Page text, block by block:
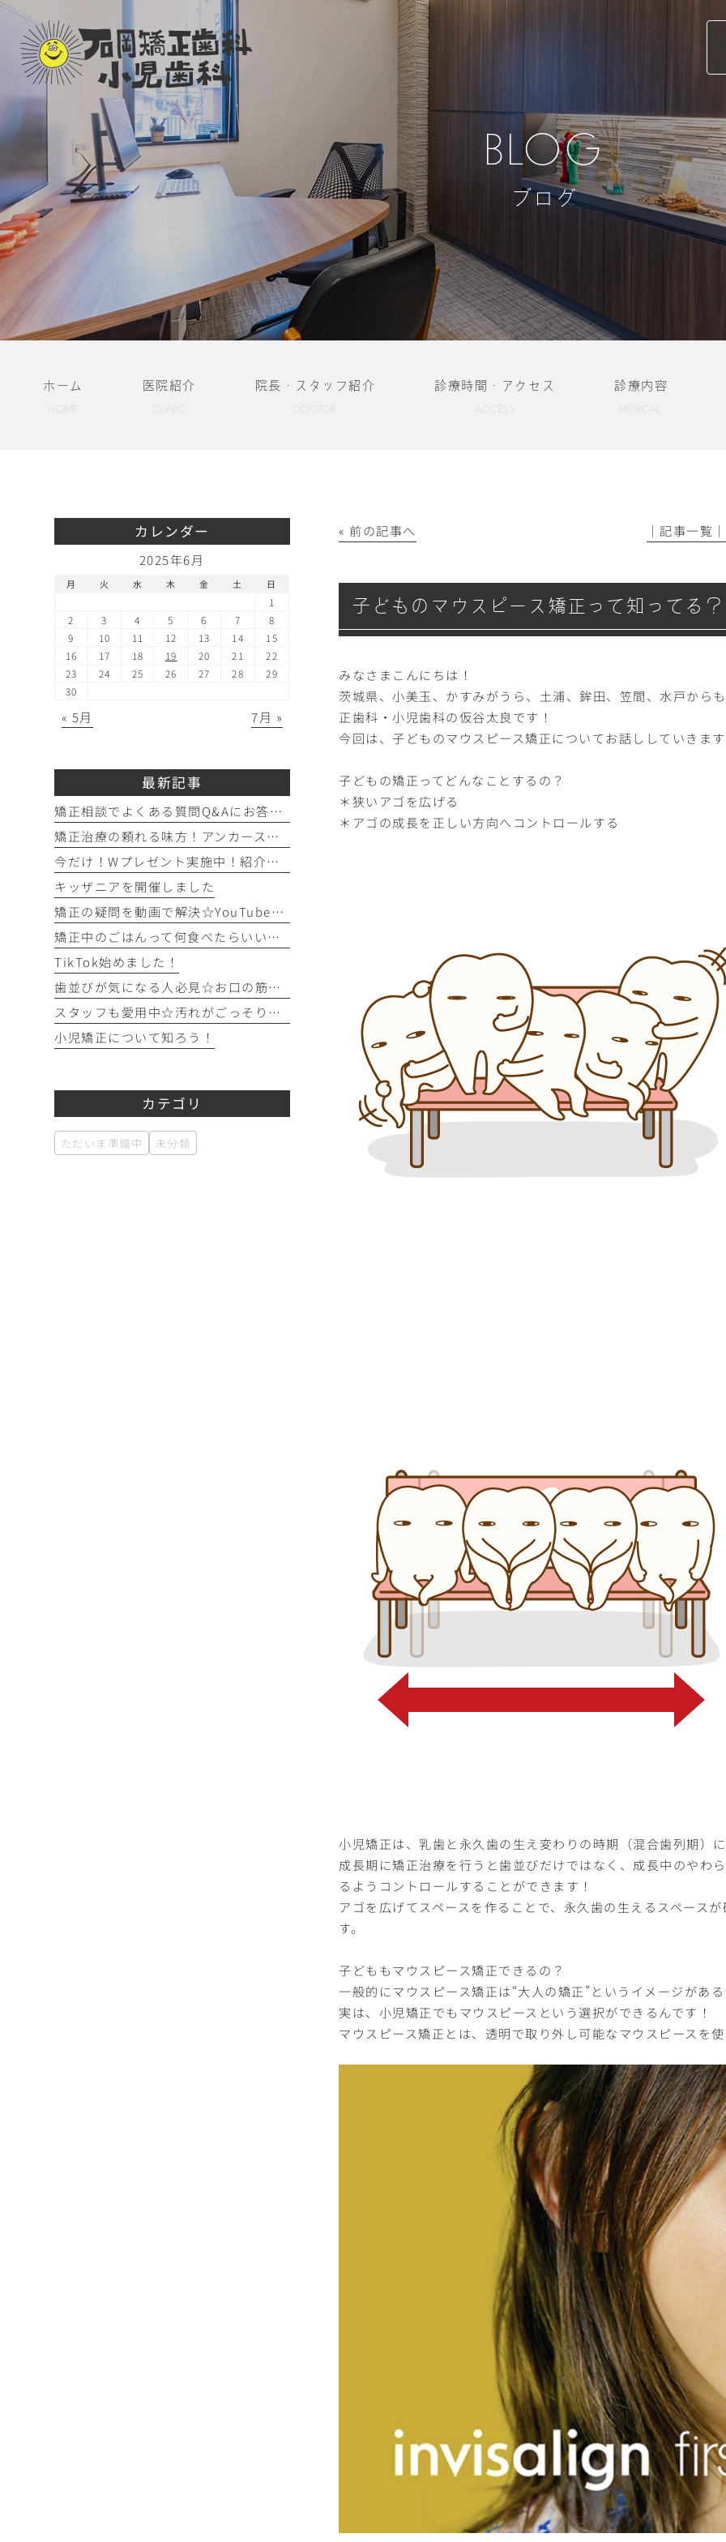
BLOG
ブログ
ホーム
HOME
医院紹介 院長・スタッフ紹介
DOCTOR
診療時間・アクセス 診療内容
MEDICAL
« 前の記事へ │記事一覧│
子どものマウスピース矯正って知ってる
みなさまこんにちは！
茨城県、小美玉、かすみがうら、土浦、鉾田、笠間、水戸から
正歯科・小児歯科の仮谷太良です！
今回は、子どものマウスピース矯正についてお話ししていきま
子どもの矯正ってどんなことするの？
＊狭いアゴを広げる
＊アゴの成長を正しい方向へコントロールする
小児矯正は、乳歯と永久歯の生え変わりの時期（混合歯列期）
成長期に矯正治療を行うと歯並びだけではなく、成長中のやわ
るようコントロールすることができます！
アゴを広げてスペースを作ることで、永久歯の生えるスペース
す。
子どももマウスピース矯正できるの？
一般的にマウスピース矯正は“大人の矯正”というイメージがあ
実は、小児矯正でもマウスピースという選択ができるんです！
マウスピース矯正とは、透明で取り外し可能なマウスピースを
カレンダー
2025年6月
月 火 水 木 金 土 日
1
2
3 4 5 6 7
8
9
10 11 12 13 14
15
16
17 18 19 20 21
22
23
24 25 26 27 28
29
30
« 5月 7月 »
最新記事
矯正相談でよくある質問Q&Aにお答えします！！！
矯正治療の頼れる味方！アンカースクリュー（ISA）ってどんなもの？
今だけ！Wプレゼント実施中！紹介キャンペーン開催♪
キッザニアを開催しました
矯正の疑問を動画で解決☆YouTubeチャンネルのご紹介！
矯正中のごはんって何食べたらいいの？を徹底解説！
TikTok始めました！
歯並びが気になる人必見☆お口の筋トレを始めてみよう！
スタッフも愛用中☆汚れがごっそり取れるフロアフロス！
小児矯正について知ろう！
カテゴリ
ただいま準備中 未分類